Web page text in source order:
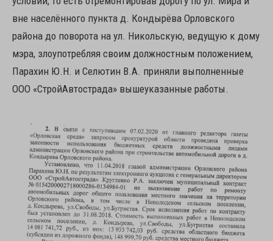
вне населённого пункта д. Кондырёва Орловского
района до поворота на ул. Никольскую, ведущую к дому
мэра, злоупотребляя своим должностным положением,
Парахин Ю.Н. и Селютин В.А. приняли выполненные
ООО «СтройАвтострада» вышеуказанные работы.